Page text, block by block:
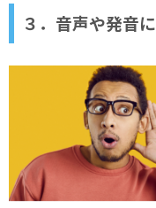
３．音声や発音